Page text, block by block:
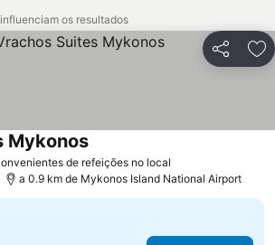
os resultados
Partilhar
de refeições no local
Mykonos
a 0.9 km de Mykonos Island National Airport